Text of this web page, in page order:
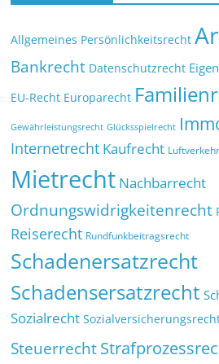
Allgemeines Persönlichkeitsrecht
Bankrecht Datenschutzrecht
EU-Recht Europarecht
Gewährleistungsrecht Glücksspielrecht
Internetrecht Kaufrecht
Mietrecht Nachbarrecht
Ordnungswidrigkeitenrecht
Reiserecht Rundfunkbeitragsrecht
Schadenersatzrecht
Schadensersatzrecht
Sozialrecht
Steuerrecht